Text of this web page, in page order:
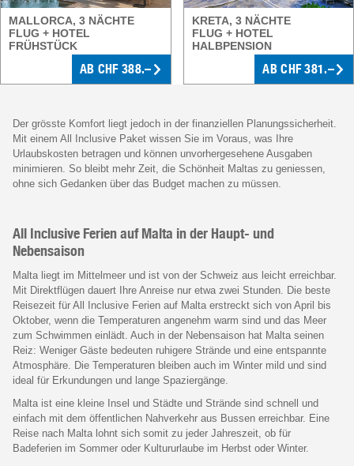
MALLORCA, 3 NÄCHTE
FLUG + HOTEL
FRÜHSTÜCK
AB CHF 388.–
KRETA, 3 NÄCHTE
FLUG + HOTEL
HALBPENSION
AB CHF 381.–
Der grösste Komfort liegt jedoch in der finanziellen Planungssicherheit.
Mit einem All Inclusive Paket wissen Sie im Voraus, was Ihre
Urlaubskosten betragen und können unvorhergesehene Ausgaben
minimieren. So bleibt mehr Zeit, die Schönheit Maltas zu geniessen,
ohne sich Gedanken über das Budget machen zu müssen.
All Inclusive Ferien auf Malta in der Haupt- und
Nebensaison
Malta liegt im Mittelmeer und ist von der Schweiz aus leicht erreichbar.
Mit Direktflügen dauert Ihre Anreise nur etwa zwei Stunden. Die beste
Reisezeit für All Inclusive Ferien auf Malta erstreckt sich von April bis
Oktober, wenn die Temperaturen angenehm warm sind und das Meer
zum Schwimmen einlädt. Auch in der Nebensaison hat Malta seinen
Reiz: Weniger Gäste bedeuten ruhigere Strände und eine entspannte
Atmosphäre. Die Temperaturen bleiben auch im Winter mild und sind
ideal für Erkundungen und lange Spaziergänge.
Malta ist eine kleine Insel und Städte und Strände sind schnell und
einfach mit dem öffentlichen Nahverkehr aus Bussen erreichbar. Eine
Reise nach Malta lohnt sich somit zu jeder Jahreszeit, ob für
Badeferien im Sommer oder Kultururlaube im Herbst oder Winter.